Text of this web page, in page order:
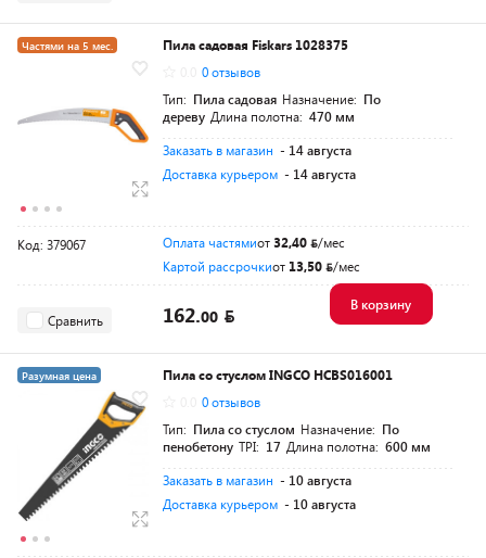
Частями на 5 мес.
Пила садовая Fiskars 1028375
0 отзывов
Тип: Пила садовая Назначение: По
дереву Длина полотна: 470 мм
Заказать в магазин - 14 августа
Доставка курьером - 14 августа
Код: 379067 Оплата частямиот32,40
/мес
Картой рассрочкиот 13,50 /мес
Сравнить 162.00
В корзину
Разумная цена
Пила со стуслом INGCO HCBS016001
0 отзывов
Тип: Пила со стуслом Назначение: По
пенобетону TPI: 17 Длина полотна: 600 мм
Заказать в магазин - 10 августа
Доставка курьером - 10 августа